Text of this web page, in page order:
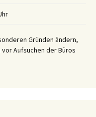
Gründen ändern,
Aufsuchen der Büros